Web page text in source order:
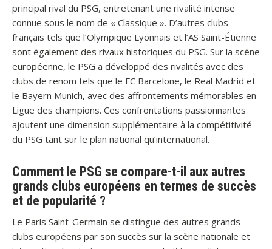
principal rival du PSG, entretenant une rivalité intense
connue sous le nom de « Classique ». D’autres clubs
français tels que l’Olympique Lyonnais et l’AS Saint-Étienne
sont également des rivaux historiques du PSG. Sur la scène
européenne, le PSG a développé des rivalités avec des
clubs de renom tels que le FC Barcelone, le Real Madrid et
le Bayern Munich, avec des affrontements mémorables en
Ligue des champions. Ces confrontations passionnantes
ajoutent une dimension supplémentaire à la compétitivité
du PSG tant sur le plan national qu’international.
Comment le PSG se compare-t-il aux autres
grands clubs européens en termes de succès
et de popularité ?
Le Paris Saint-Germain se distingue des autres grands
clubs européens par son succès sur la scène nationale et